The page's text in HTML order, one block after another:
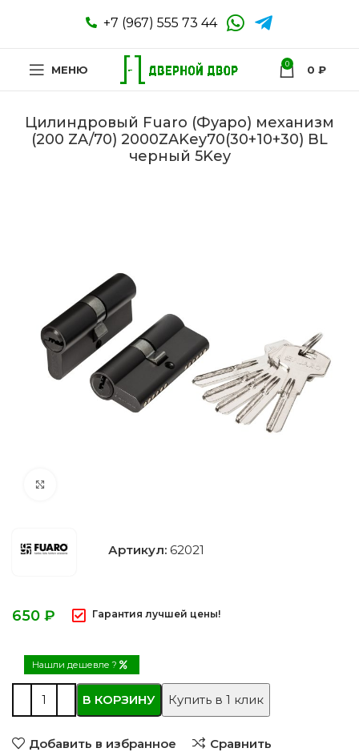
+7 (967) 555 73 44
МЕНЮ 0 0 ₽
Цилиндровый Fuaro (Фуаро) механизм
(200 ZA/70) 2000ZAKey70(30+10+30) BL
черный 5Key
Артикул: 62021
₽ Гарантия лучшей цены!
Нашли дешевле ?
В КОРЗИНУ Купить в 1 клик
Добавить в избранное Сравнить